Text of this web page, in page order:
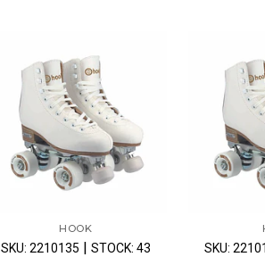
HOOK
SKU: 2210135 | STOCK: 43 SKU: